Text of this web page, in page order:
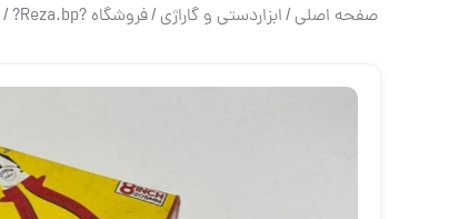
صفحه اصلی/ابزاردستی و گاراژی/فروشگاه ?Reza.bp? /